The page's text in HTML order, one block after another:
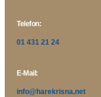
Telefon:
01 431 21 24
E-Mail:
info@harekrisna.net